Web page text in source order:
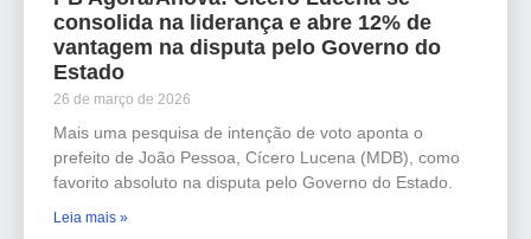
consolida na liderança e abre 12% de
vantagem na disputa pelo Governo do
Estado
26 de março de 2026
Mais uma pesquisa de intenção de voto aponta o
prefeito de João Pessoa, Cícero Lucena (MDB), como
favorito absoluto na disputa pelo Governo do Estado.
Leia mais »